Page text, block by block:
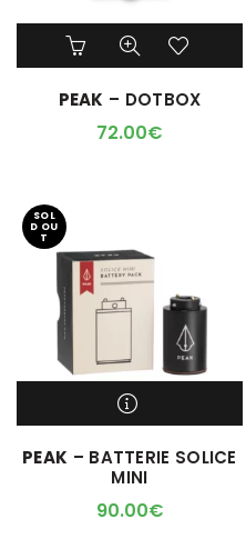
PEAK – DOTBOX
72.00€
SOL
D OU
T
M'ALERTER QUAND
L'ARTICLE SERA DISPO !
PEAK – BATTERIE SOLICE
MINI
90.00€